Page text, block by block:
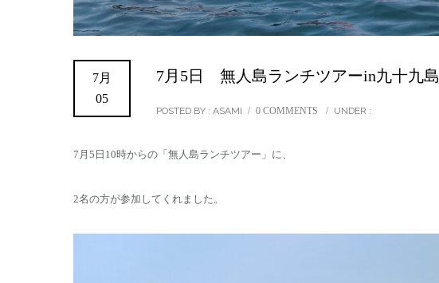
7月
05
7月5日 無人島ランチツアーin九十九島
POSTED BY : ASAMI / 0 COMMENTS / UNDER :
7月5日10時からの「無人島ランチツアー」に、
2名の方が参加してくれました。